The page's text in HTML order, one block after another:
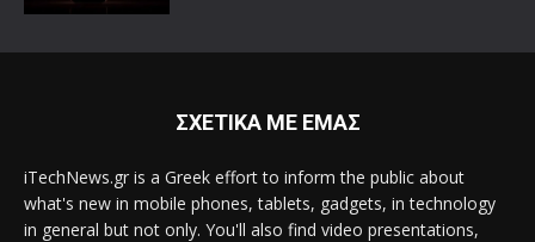
ΣΧΕΤΙΚΑ ΜΕ ΕΜΑΣ
iTechNews.gr is a Greek effort to inform the public about
what's new in mobile phones, tablets, gadgets, in technology
in general but not only. You'll also find video presentations,